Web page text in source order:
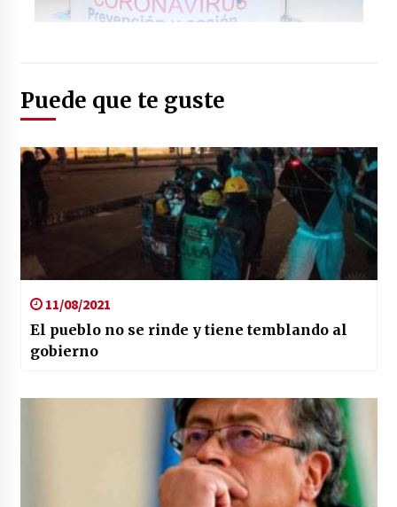
Puede que te guste
11/08/2021
El pueblo no se rinde y tiene temblando al
gobierno